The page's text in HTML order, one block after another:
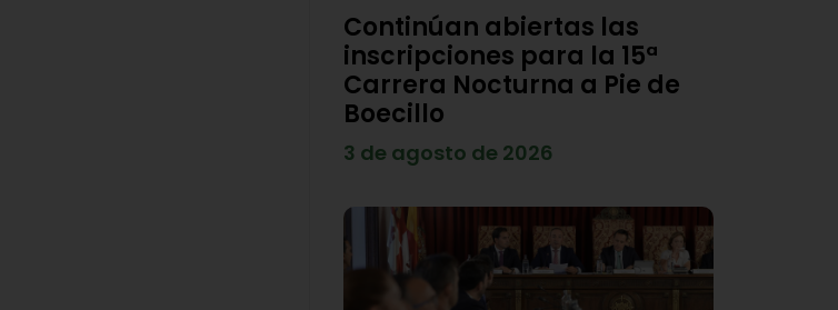
Continúan abiertas las
inscripciones para la 15ª
Carrera Nocturna a Pie de
Boecillo
3 de agosto de 2026